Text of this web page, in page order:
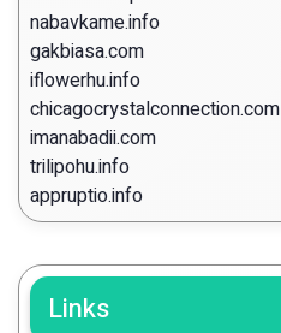
nabavkame.info
gakbiasa.com
iflowerhu.info
chicagocrystalconnection.com
imanabadii.com
trilipohu.info
appruptio.info
Links